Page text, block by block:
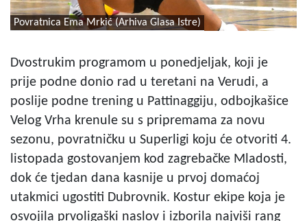
Povratnica Ema Mrkić (Arhiva Glasa Istre)
Dvostrukim programom u ponedjeljak, koji je
prije podne donio rad u teretani na Verudi, a
poslije podne trening u Pattinaggiju, odbojkašice
Velog Vrha krenule su s pripremama za novu
sezonu, povratničku u Superligi koju će otvoriti 4.
listopada gostovanjem kod zagrebačke Mladosti,
dok će tjedan dana kasnije u prvoj domaćoj
utakmici ugostiti Dubrovnik. Kostur ekipe koja je
osvojila prvoligaški naslov i izborila najviši rang